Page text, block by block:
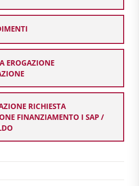
EROGAZIONE
RICHIESTA
FINANZIAMENTO I SAP /